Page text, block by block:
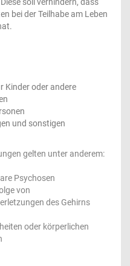
bei der Teilhabe am Leben
Kinder oder andere
und sonstigen
gelten unter anderem:
Psychosen
von
des Gehirns
oder körperlichen